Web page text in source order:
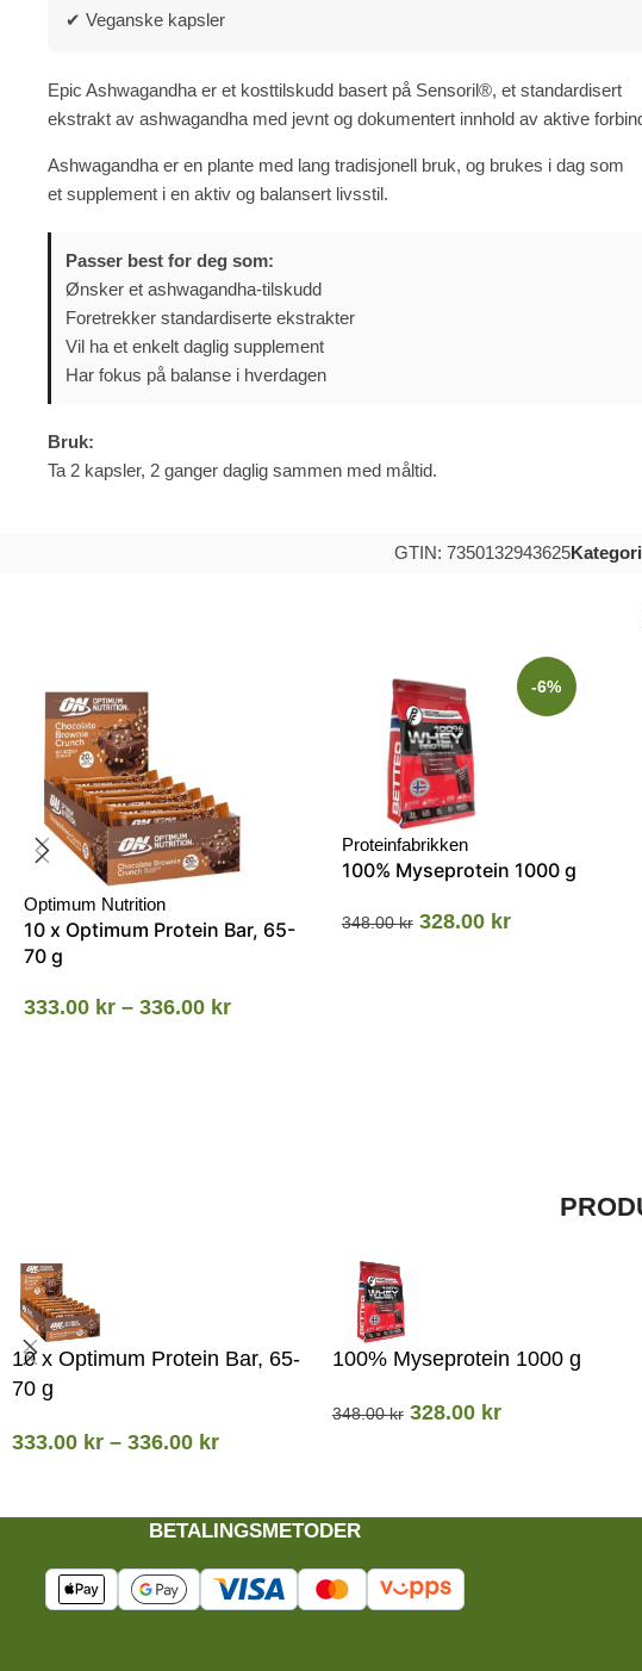
✔ Veganske kapsler
Epic Ashwagandha er et kosttilskudd basert på Sensoril®, et standardisert
ekstrakt av ashwagandha med jevnt og dokumentert innhold av aktive
Ashwagandha er en plante med lang tradisjonell bruk, og brukes i dag som
et supplement i en aktiv og balansert livsstil.
Passer best for deg som:
Ønsker et ashwagandha-tilskudd
Foretrekker standardiserte ekstrakter
Vil ha et enkelt daglig supplement
Har fokus på balanse i hverdagen
Bruk:
Ta 2 kapsler, 2 ganger daglig sammen med måltid.
GTIN: 7350132943625
Optimum Nutrition
10 x Optimum Protein Bar, 65-
70 g
333.00 kr – 336.00 kr
-6%
Proteinfabrikken
100% Myseprotein 1000 g
348.00kr 328.00 kr
10 x Optimum Protein Bar, 65-
70 g
333.00 kr – 336.00 kr
100% Myseprotein 1000 g
348.00kr 328.00 kr
BETALINGSMETODER